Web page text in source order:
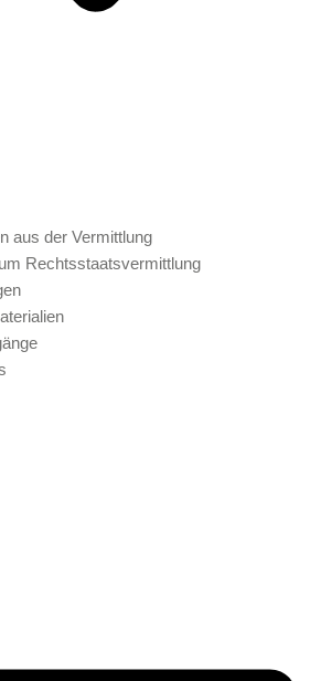
aus der Vermittlung
Rechtsstaatsvermittlung